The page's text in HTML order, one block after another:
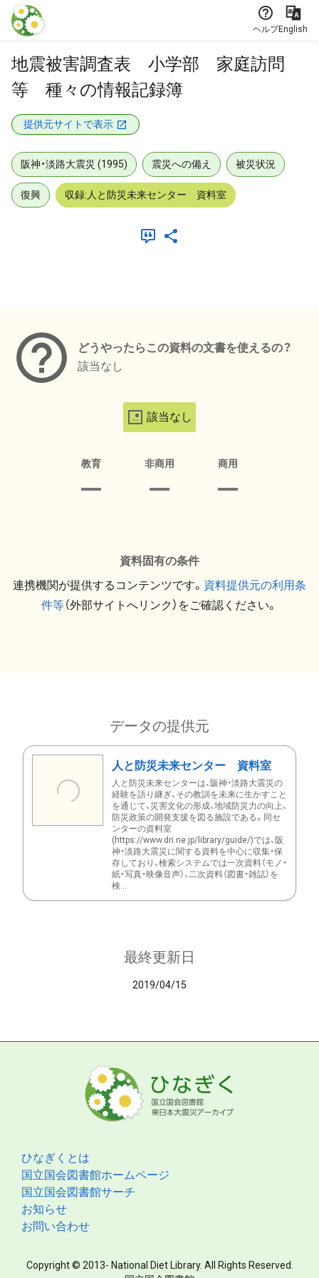
本文に飛ぶ
ヘルプEnglish
地震被害調査表 小学部 家庭訪問
等 種々の情報記録簿
提供元サイトで表示
阪神・淡路大震災 (1995) 震災への備え 被災状況
復興 収録:人と防災未来センター 資料室
どうやったらこの資料の文書を使えるの？
該当なし
該当なし
教育 非商用 商用
資料固有の条件
連携機関が提供するコンテンツです。 資料提供元の利用条
件等（外部サイトへリンク）をご確認ください。
データの提供元
人と防災未来センター 資料室
人と防災未来センターは、阪神・淡路大震災の
経験を語り継ぎ、その教訓を未来に生かすこと
を通じて、災害文化の形成、地域防災力の向上、
防災政策の開発支援を図る施設である。同セ
ンターの資料室
(https://www.dri.ne.jp/library/guide/)では、阪
神・淡路大震災に関する資料を中心に収集・保
存しており、検索システムでは一次資料（モノ・
紙・写真・映像音声）、二次資料（図書・雑誌）を
検...
最終更新日
2019/04/15
ひなぎくとは
国立国会図書館ホームページ
国立国会図書館サーチ
お知らせ
お問い合わせ
Copyright © 2013- National Diet Library. All Rights Reserved.